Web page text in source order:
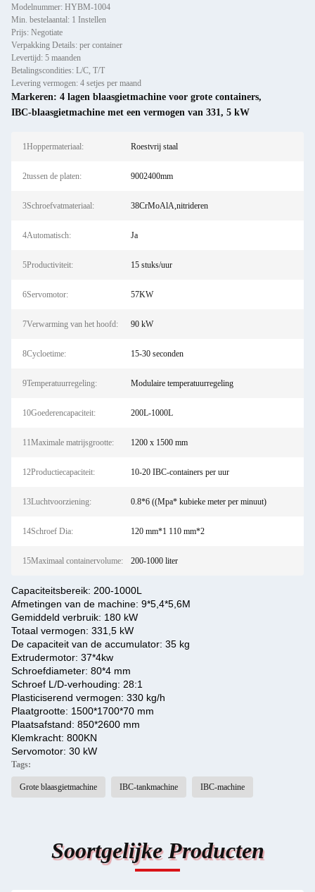
Modelnummer: HYBM-1004
Min. bestelaantal: 1 Instellen
Prijs: Negotiate
Verpakking Details: per container
Levertijd: 5 maanden
Betalingscondities: L/C, T/T
Levering vermogen: 4 setjes per maand
Markeren: 4 lagen blaasgietmachine voor grote containers,
IBC-blaasgietmachine met een vermogen van 331, 5 kW
1Hoppermateriaal: Roestvrij staal
2tussen de platen: 9002400mm
3Schroefvatmateriaal: 38CrMoAlA,nitrideren
4Automatisch: Ja
5Productiviteit: 15 stuks/uur
6Servomotor: 57KW
7Verwarming van het hoofd: 90 kW
8Cycloetime: 15-30 seconden
9Temperatuurregeling: Modulaire temperatuurregeling
10Goederencapaciteit: 200L-1000L
11Maximale matrijsgrootte: 1200 x 1500 mm
12Productiecapaciteit: 10-20 IBC-containers per uur
13Luchtvoorziening: 0.8*6 ((Mpa* kubieke meter per minuut)
14Schroef Dia: 120 mm*1 110 mm*2
15Maximaal containervolume: 200-1000 liter
Capaciteitsbereik: 200-1000L
Afmetingen van de machine: 9*5,4*5,6M
Gemiddeld verbruik: 180 kW
Totaal vermogen: 331,5 kW
De capaciteit van de accumulator: 35 kg
Extrudermotor: 37*4kw
Schroefdiameter: 80*4 mm
Schroef L/D-verhouding: 28:1
Plasticiserend vermogen: 330 kg/h
Plaatgrootte: 1500*1700*70 mm
Plaatsafstand: 850*2600 mm
Klemkracht: 800KN
Servomotor: 30 kW
Tags:
Grote blaasgietmachine IBC-tankmachine IBC-machine
Soortgelijke Producten